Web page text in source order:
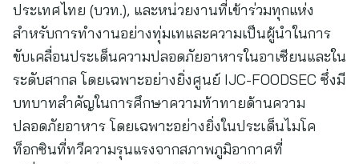
ประเทศไทย (บวท.), และหน่วยงานที่เข้าร่วมทุกแห่ง
สำหรับการทำงานอย่างทุ่มเทและความเป็นผู้นำในการ
ขับเคลื่อนประเด็นความปลอดภัยอาหารในอาเซียนและใน
ระดับสากล โดยเฉพาะอย่างยิ่งศูนย์ IJC-FOODSEC ซึ่งมี
บทบาทสำคัญในการศึกษาความท้าทายด้านความ
ปลอดภัยอาหาร โดยเฉพาะอย่างยิ่งในประเด็นไมโค
ท็อกซินที่ทวีความรุนแรงจากสภาพภูมิอากาศที่